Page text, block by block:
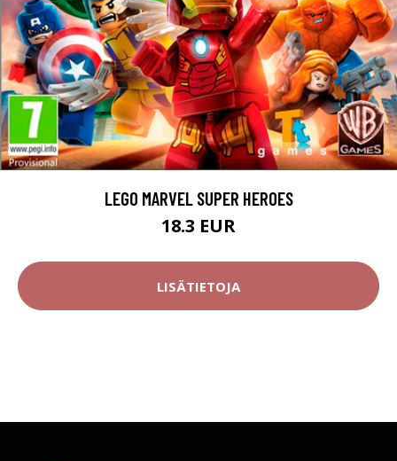
LEGO MARVEL SUPER HEROES
18.3 EUR
LISÄTIETOJA